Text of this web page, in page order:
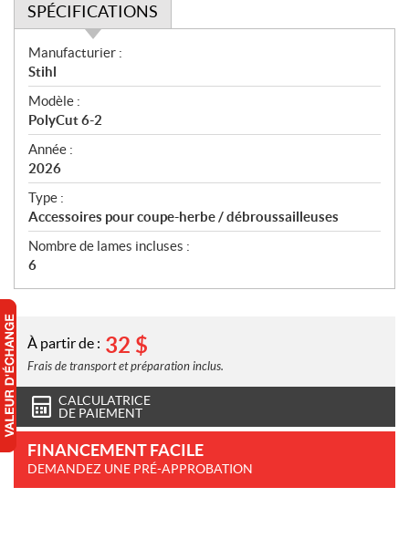
SPÉCIFICATIONS
S
p
é
c
i
f
i
c
a
t
i
o
n
Manufacturier :
Stihl
Modèle :
PolyCut 6-2
Année :
2026
Type :
Accessoires pour coupe-herbe / débroussailleuses
Nombre de lames incluses :
6
À partir de : 32 $
Frais de transport et préparation inclus.
CALCULATRICE
DE PAIEMENT
FINANCEMENT FACILE
DEMANDEZ UNE PRÉ-APPROBATION